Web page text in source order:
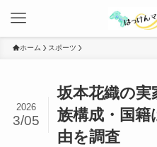
ホーム スポーツ
坂本花織の
族構成・国籍
由を調査
2026
3/05